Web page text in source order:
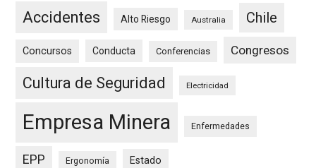
Accidentes Alto Riesgo Australia Chile
Concursos Conducta Conferencias Congresos
Cultura de Seguridad Electricidad
Empresa Minera Enfermedades
EPP Ergonomía Estado